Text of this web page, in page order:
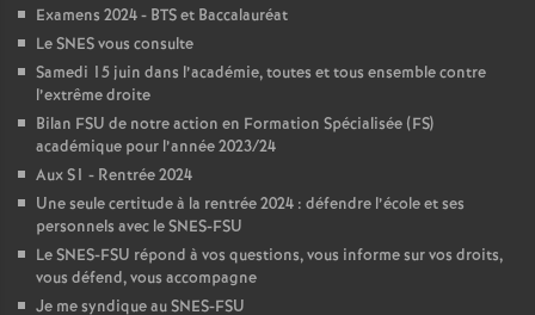
g
r
é
O
Examens 2024 - BTS et Baccalauréat
Le SNES vous consulte
Samedi 15 juin dans l’académie, toutes et tous ensemble contre
l’extrême droite
Bilan FSU de notre action en Formation Spécialisée (FS)
académique pour l’année 2023/24
Aux S1 - Rentrée 2024
Une seule certitude à la rentrée 2024 : défendre l’école et ses
personnels avec le SNES-FSU
Le SNES-FSU répond à vos questions, vous informe sur vos droits,
vous défend, vous accompagne
Je me syndique au SNES-FSU